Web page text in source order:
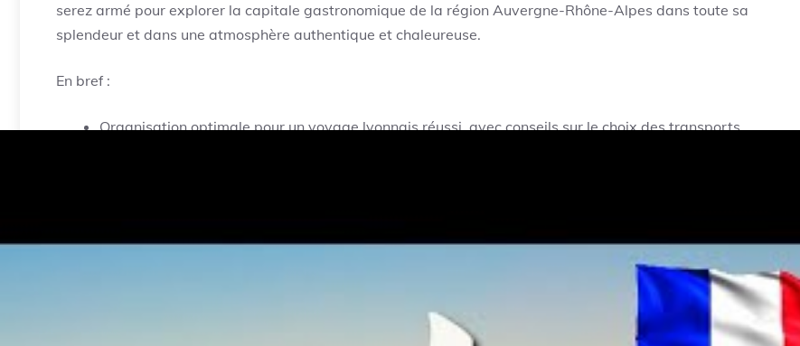
serez armé pour explorer la capitale gastronomique de la région Auvergne-Rhône-Alpes dans toute sa
splendeur et dans une atmosphère authentique et chaleureuse.
En bref :
Organisation optimale pour un voyage lyonnais réussi, avec conseils sur le choix des transports,
Focus sur la gastronomie, les quartiers emblématiques, et les expériences uniques comme la Fête des
Ressources pratiques et recommandations pour garantir un séjour serein, incluant assurances, guides et